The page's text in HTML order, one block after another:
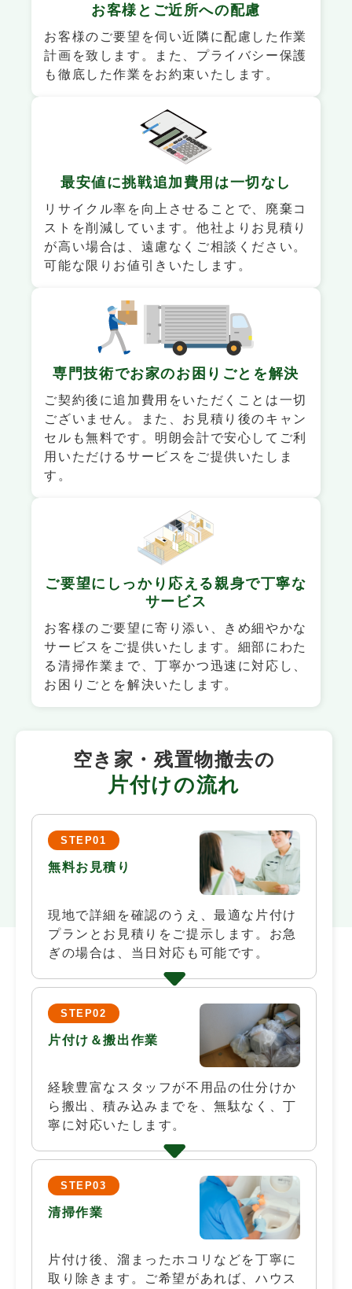
お客様と ご近所への配慮
お客様のご要望を伺い近隣に配慮した作業
計画を致します。また、プライバシー保護
も徹底した作業をお約束いたします。
最安値に挑戦追加費用は一切なし
リサイクル率を向上させることで、廃棄コ
ストを削減しています。他社よりお見積り
が高い場合は、遠慮なくご相談ください。
可能な限りお値引きいたします。
専門技術でお家のお困りごとを解決
ご契約後に追加費用をいただくことは一切
ございません。また、お見積り後のキャン
セルも無料です。明朗会計で安心してご利
用いただけるサービスをご提供いたしま
す。
ご要望にしっかり応える親身で丁寧な
サービス
お客様のご要望に寄り添い、きめ細やかな
サービスをご提供いたします。細部にわた
る清掃作業まで、丁寧かつ迅速に対応し、
お困りごとを解決いたします。
空き家・残置物撤去の
片付けの流れ
STEP01
無料お見積り
現地で詳細を確認のうえ、最適な片付け
プランとお見積りをご提示します。お急
ぎの場合は、当日対応も可能です。
STEP02
片付け＆搬出作業
経験豊富なスタッフが不用品の仕分けか
ら搬出、積み込みまでを、無駄なく、丁
寧に対応いたします。
STEP03
清掃作業
片付け後、溜まったホコリなどを丁寧に
取り除きます。ご希望があれば、ハウス